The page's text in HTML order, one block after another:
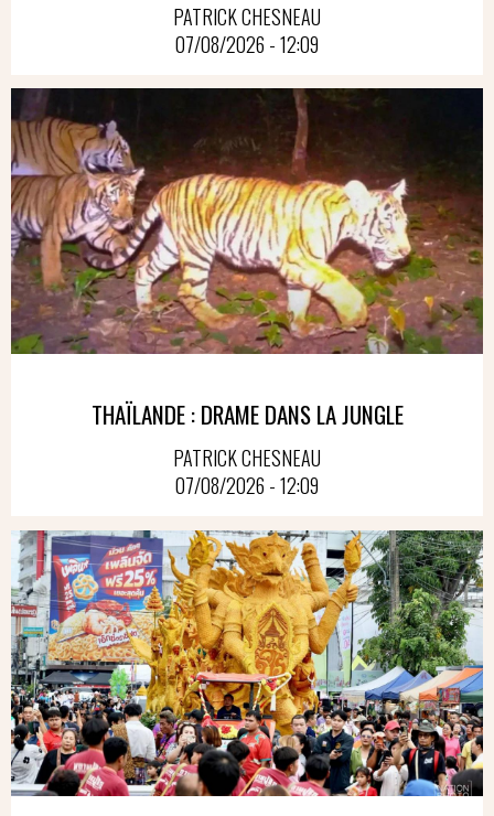
PATRICK CHESNEAU
07/08/2026 - 12:09
THAÏLANDE : DRAME DANS LA JUNGLE
PATRICK CHESNEAU
07/08/2026 - 12:09